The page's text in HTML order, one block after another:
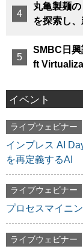
丸亀製麺
を探索し
SMBC日
ft
イベント
ライブウェビナー
インプレス AI
を再定義するAI
ライブウェビナー
プロセスマイニ
ライブウェビナー